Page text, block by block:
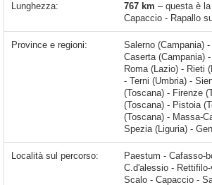
Lunghezza: 767 km – questa è
Capaccio - Rapallo
Province e regioni:
Salerno (Campania)
Caserta (Campania)
Roma (Lazio) - Rieti
- Terni (Umbria) -
(Toscana) - Firenze
(Toscana) - Pistoia
(Toscana) - Massa-
Spezia (Liguria) -
Località sul percorso: Paestum - Cafasso-borgo Nuovo - C.d'alessio - Rettifilo-vannullo - Capaccio Scalo - Capaccio - Sabatella - Ponte Barizzo - Santa Cecilia - Papaleone - Bivio Cioffi - Corno D'oro - Bardascine - Battipaglia - Bellizzi - Sant'Antonio - Pontecagnano - San Mango Piemonte - Salerno - Acquamela - Antessano - Baronissi -